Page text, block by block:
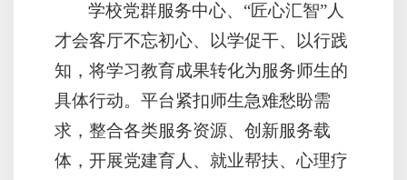
学校党群服务中心、“匠心汇智”人
才会客厅不忘初心、以学促干、以行践
知，将学习教育成果转化为服务师生的
具体行动。平台紧扣师生急难愁盼需
求，整合各类服务资源、创新服务载
体，开展党建育人、就业帮扶、心理疗